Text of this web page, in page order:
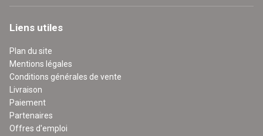
Liens utiles
Plan du site
Mentions légales
Conditions générales de vente
Livraison
Paiement
Partenaires
Offres d'emploi